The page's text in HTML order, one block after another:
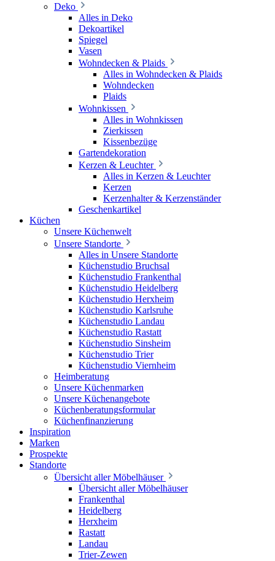
Deko
Alles in Deko
Dekoartikel
Spiegel
Vasen
Wohndecken & Plaids
Alles in Wohndecken & Plaids
Wohndecken
Plaids
Wohnkissen
Alles in Wohnkissen
Zierkissen
Kissenbezüge
Gartendekoration
Kerzen & Leuchter
Alles in Kerzen & Leuchter
Kerzen
Kerzenhalter & Kerzenständer
Geschenkartikel
Küchen
Unsere Küchenwelt
Unsere Standorte
Alles in Unsere Standorte
Küchenstudio Bruchsal
Küchenstudio Frankenthal
Küchenstudio Heidelberg
Küchenstudio Herxheim
Küchenstudio Karlsruhe
Küchenstudio Landau
Küchenstudio Rastatt
Küchenstudio Sinsheim
Küchenstudio Trier
Küchenstudio Viernheim
Heimberatung
Unsere Küchenmarken
Unsere Küchenangebote
Küchenberatungsformular
Küchenfinanzierung
Inspiration
Marken
Prospekte
Standorte
Übersicht aller Möbelhäuser
Übersicht aller Möbelhäuser
Frankenthal
Heidelberg
Herxheim
Rastatt
Landau
Trier-Zewen